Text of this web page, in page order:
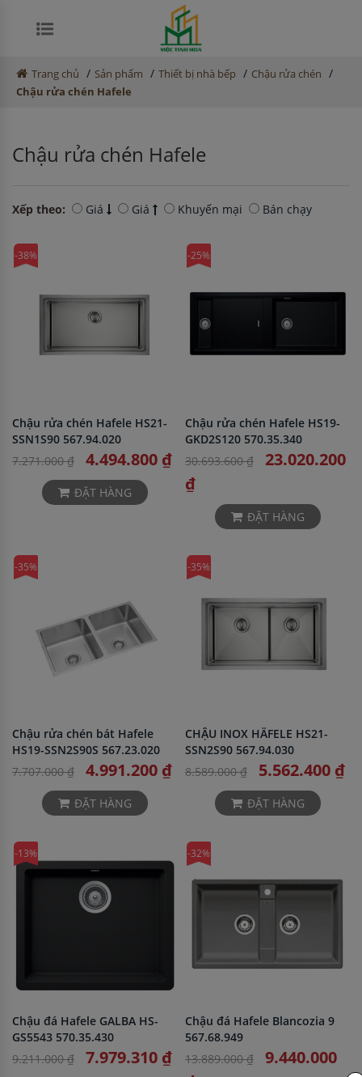
Trang chủ / Sản phẩm / Thiết bị nhà bếp / Chậu rửa chén /
Chậu rửa chén Hafele
Chậu rửa chén Hafele
Xếp theo: Giá Giá Khuyến mại Bán chạy
-38%
Chậu rửa chén Hafele HS21-
SSN1S90 567.94.020
7.271.000 ₫
4.494.800 ₫
ĐẶT HÀNG
-25%
Chậu rửa chén Hafele HS19-
GKD2S120 570.35.340
30.693.600 ₫
23.020.200
₫
ĐẶT HÀNG
-35%
Chậu rửa chén bát Hafele
HS19-SSN2S90S 567.23.020
7.707.000 ₫
4.991.200 ₫
ĐẶT HÀNG
-35%
CHẬU INOX HÄFELE HS21-
SSN2S90 567.94.030
8.589.000 ₫
5.562.400 ₫
ĐẶT HÀNG
-13%
Chậu đá Hafele GALBA HS-
GS5543 570.35.430
9.211.000 ₫
7.979.310 ₫
-32%
Chậu đá Hafele Blancozia 9
567.68.949
13.889.000 ₫
9.440.000